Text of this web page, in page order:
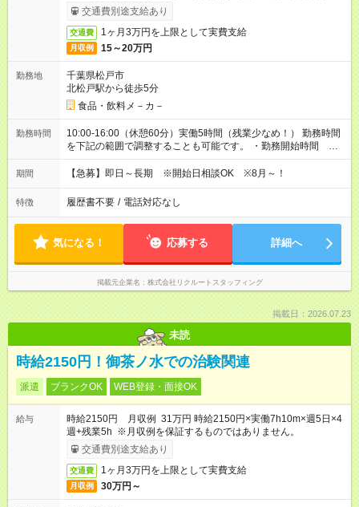
ービス利用可（利用条件有）
交通費別途支給あり
交通費 1ヶ月3万円を上限として実費支給
月収例 15～20万円
勤務地
千葉県松戸市
北松戸駅から徒歩5分
食品・飲料メ－カ－
勤務時間
10:00-16:00（休憩60分）実働5時間（残業少なめ！） 勤務時間
を下記の範囲で調整することも可能です。 ・勤務開始時間
08:00～10:00 ・勤務終了時間 15:30～16:30 ・実働 05:00～
07:30
期間 【急募】即日～長期 ※開始日相談OK ※8月～！
特徴 履歴書不要 / 電話対応なし
気になる！ 応募する 詳細へ
掲載元企業名 株式会社リクルートスタッフィング
掲載日：2026.07.23
未読
時給2150円！御茶ノ水での治験関連
派遣 ブランクOK WEB登録・面接OK
給与
時給2150円 月収例 31万円 時給2150円×実働7h10m×週5日×4
週+残業5h ※月収例を保証するものではありません。
交通費別途支給あり
交通費 1ヶ月3万円を上限として実費支給
月収例 30万円～